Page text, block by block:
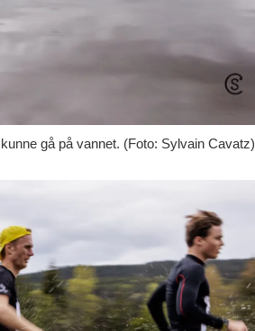
gå på vannet. (Foto: Sylvain Cavatz)